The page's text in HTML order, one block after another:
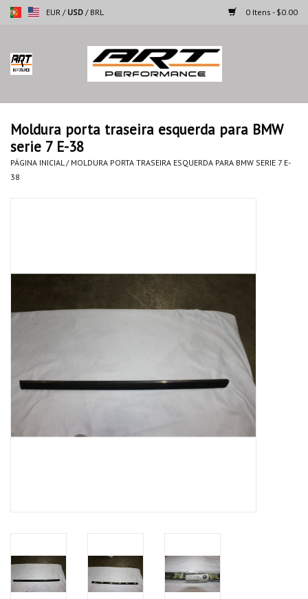
EUR / USD / BRL 0 Itens - $0.00
Página inicial
Motocicletas
Automoveis
Marcas
Moldura porta traseira esquerda para BMW
serie 7 E-38
PÁGINA INICIAL / MOLDURA PORTA TRASEIRA ESQUERDA PARA BMW SERIE 7 E-
38